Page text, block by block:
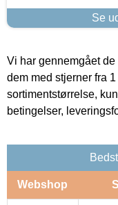
Se
Vi har gennemgået
dem med stjerner fra
sortimentstørrelse,
betingelser,
Webshop